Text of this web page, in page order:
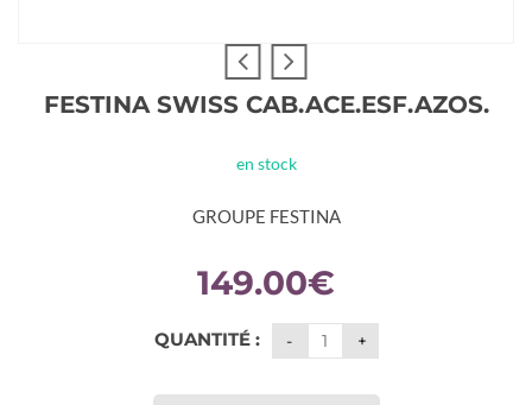
FESTINA SWISS CAB.ACE.ESF.AZOS.
en stock
GROUPE FESTINA
149.00€
QUANTITÉ :